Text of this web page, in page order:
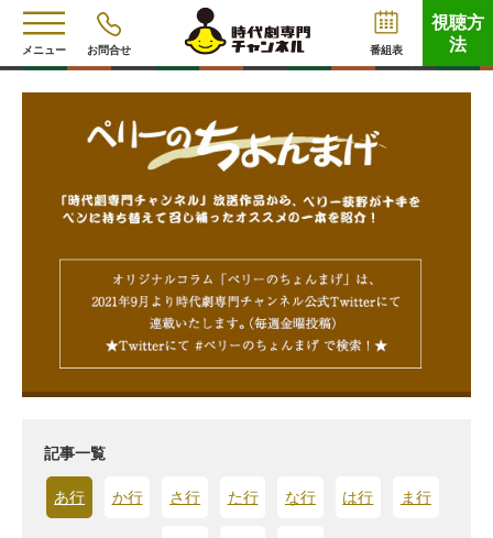
メニュー お問合せ 番組表
視聴方
法
記事一覧
あ行 か行 さ行 た行 な行 は行 ま行